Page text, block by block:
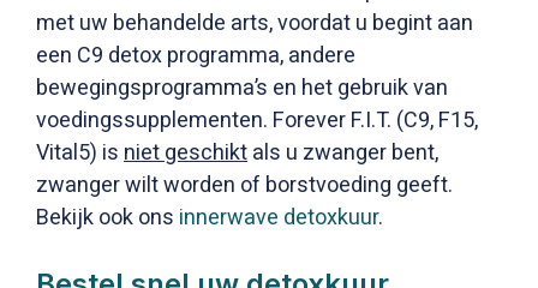
met uw behandelde arts, voordat u begint aan
een C9 detox programma, andere
bewegingsprogramma’s en het gebruik van
voedingssupplementen. Forever F.I.T. (C9, F15,
Vital5) isniet geschiktals u zwanger bent,
zwanger wilt worden of borstvoeding geeft.
Bekijk ook ons innerwave detoxkuur.